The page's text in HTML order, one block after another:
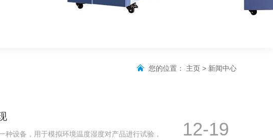
您的位置： 主页 > 新闻中心
设备，用于模拟环境温度湿度对产品进行试验，
12-19